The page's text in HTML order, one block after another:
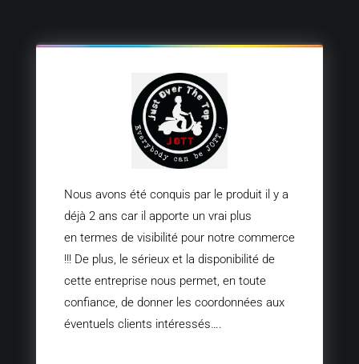
Nous avons été conquis par le produit il y a
déjà 2 ans car il apporte un vrai plus
en termes de visibilité pour notre commerce
!!! De plus, le sérieux et la disponibilité de
cette entreprise nous permet, en toute
confiance, de donner les coordonnées aux
éventuels clients intéressés….